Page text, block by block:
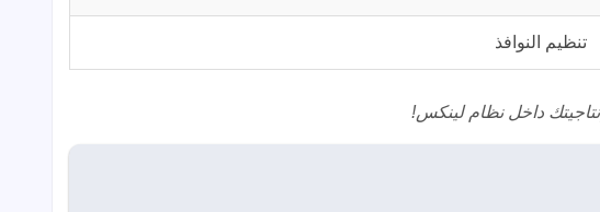
تنظيم النوافذ
داخل نظام لينكس!